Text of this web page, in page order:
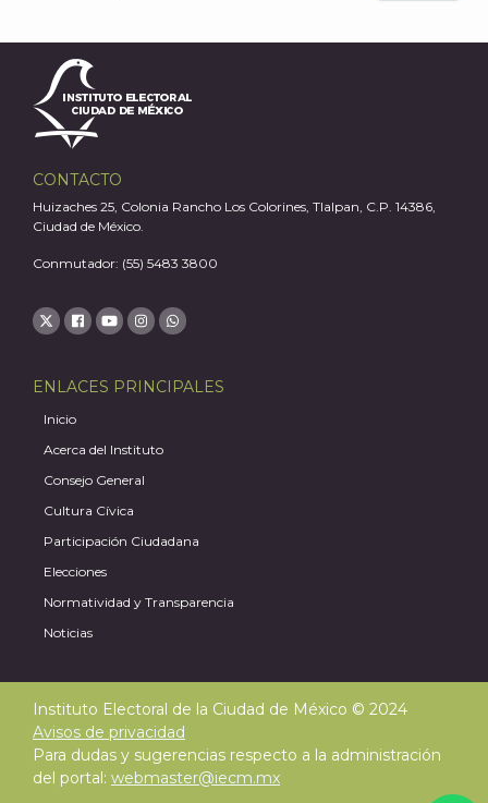
CONTACTO
Huizaches 25, Colonia Rancho Los Colorines, Tlalpan, C.P. 14386,
Ciudad de México.
Conmutador: (55) 5483 3800
ENLACES PRINCIPALES
Inicio
Acerca del Instituto
Consejo General
Cultura Cívica
Participación Ciudadana
Elecciones
Normatividad y Transparencia
Noticias
Instituto Electoral de la Ciudad de México © 2024
Avisos de privacidad
Para dudas y sugerencias respecto a la administración
del portal: webmaster@iecm.mx